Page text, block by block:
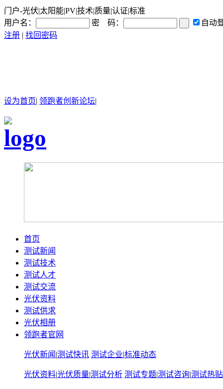
门户-光伏|太阳能|PV|技术|质量|认证|标准
用户名：
密 码：
自动
注册 | 找回密码
设为首页| 领跑者创新论坛|
首页
测试新闻
测试技术
测试人才
测试交流
光伏资料
测试供求
光伏相册
领跑者官网
光伏新闻 |测试快讯 测试企业|标准动态
光伏资料|光伏质量|测试分析 测试专题|测试咨询|测试热贴